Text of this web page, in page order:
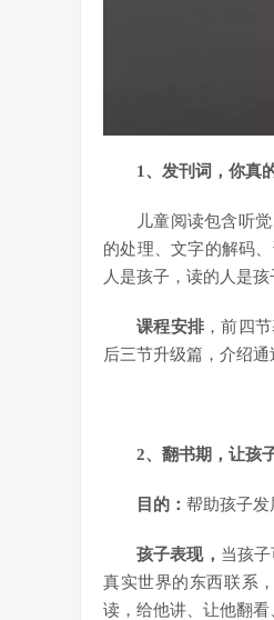
1、发刊词，你真
儿童阅读包含听
的处理、文字的解码
人是孩子，读的人是孩
课程安排，前四
后三节升级篇，介绍
2、翻书期，让孩
目的： 帮助孩子发
孩子表现， 当孩
真实世界的东西联系
读，给他讲、让他翻看